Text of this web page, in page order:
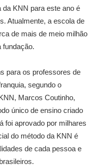
da KNN para este ano é
Atualmente, a escola de
de mais de meio milhão
fundação.
para os professores de
segundo o
Marcos Coutinho,
único de ensino criado
foi aprovado por milhares
do método da KNN é
de cada pessoa e